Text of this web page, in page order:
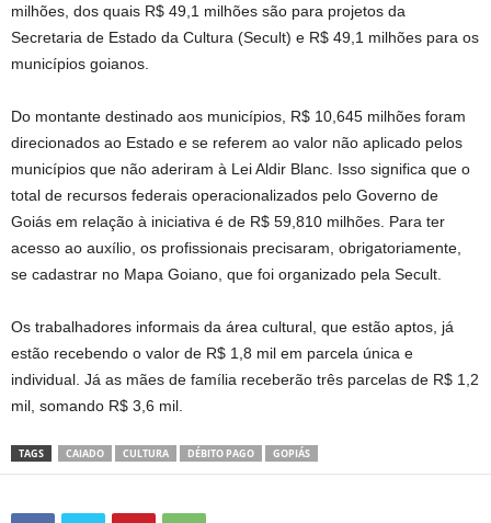
milhões, dos quais R$ 49,1 milhões são para projetos da
Secretaria de Estado da Cultura (Secult) e R$ 49,1 milhões para os
municípios goianos.
Do montante destinado aos municípios, R$ 10,645 milhões foram
direcionados ao Estado e se referem ao valor não aplicado pelos
municípios que não aderiram à Lei Aldir Blanc. Isso significa que o
total de recursos federais operacionalizados pelo Governo de
Goiás em relação à iniciativa é de R$ 59,810 milhões. Para ter
acesso ao auxílio, os profissionais precisaram, obrigatoriamente,
se cadastrar no Mapa Goiano, que foi organizado pela Secult.
Os trabalhadores informais da área cultural, que estão aptos, já
estão recebendo o valor de R$ 1,8 mil em parcela única e
individual. Já as mães de família receberão três parcelas de R$ 1,2
mil, somando R$ 3,6 mil.
TAGS CAIADO CULTURA DÉBITO PAGO GOPIÁS